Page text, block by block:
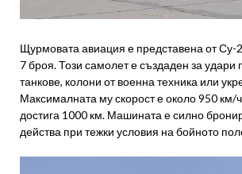
Щурмовата авиация е представена от Су-
7 броя. Този самолет е създаден за удари
танкове, колони от военна техника или
Максималната му скорост е около 950 км/
достига 1000 км. Машината е силно
действа при тежки условия на бойното